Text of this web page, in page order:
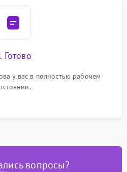
Готово
у вас в полностью рабочем
вопросы?